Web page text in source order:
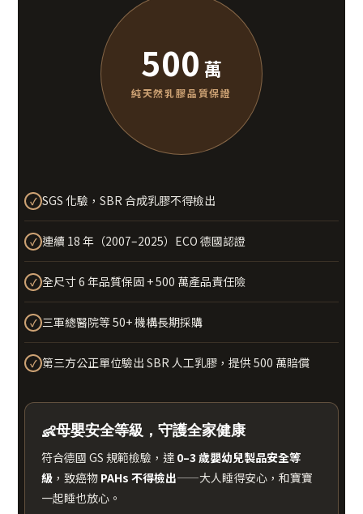
500 萬
純天然乳膠品質保證
✓ SGS 化驗，SBR 合成乳膠不得檢出
✓ 連續 18 年（2007–2025）ECO 德國認證
✓ 全尺寸 6 年品質保固 + 500 萬產品責任險
✓ 三軍總醫院等 50+ 機構長期採購
✓ 第三方公正單位驗出 SBR 人工乳膠，提供 500 萬賠償
👶母嬰安全等級，守護全家健康
符合德國 GS 規範檢驗，達 0–3 歲嬰幼兒製品安全等
級 ，致癌物 PAHs 不得檢出——大人睡得安心，和寶寶
一起睡也放心。